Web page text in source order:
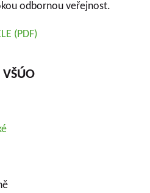
odbornou veřejnost.
(PDF)
VŠÚO